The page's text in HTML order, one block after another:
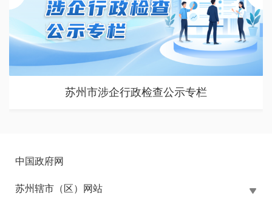
苏州市涉企行政检查公示专栏
中国政府网
苏州辖市（区）网站